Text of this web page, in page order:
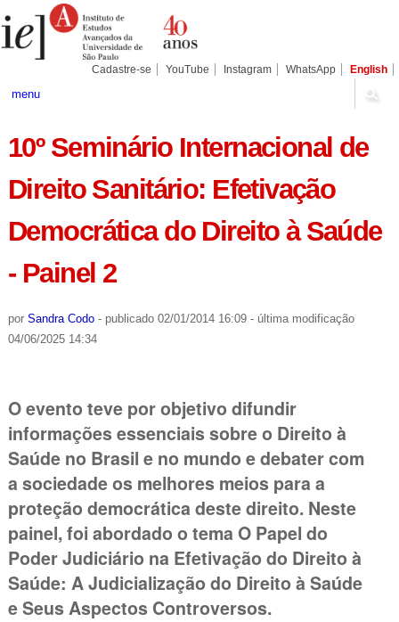
para
conteúdo.
Pessoais
Cadastre-se YouTube Instagram WhatsApp English
menu
10º Seminário Internacional de
Direito Sanitário: Efetivação
Democrática do Direito à Saúde
- Painel 2
por Sandra Codo - publicado02/01/2014 16:09 - última modificação
04/06/2025 14:34
O evento teve por objetivo difundir
informações essenciais sobre o Direito à
Saúde no Brasil e no mundo e debater com
a sociedade os melhores meios para a
proteção democrática deste direito. Neste
painel, foi abordado o tema O Papel do
Poder Judiciário na Efetivação do Direito à
Saúde: A Judicialização do Direito à Saúde
e Seus Aspectos Controversos.